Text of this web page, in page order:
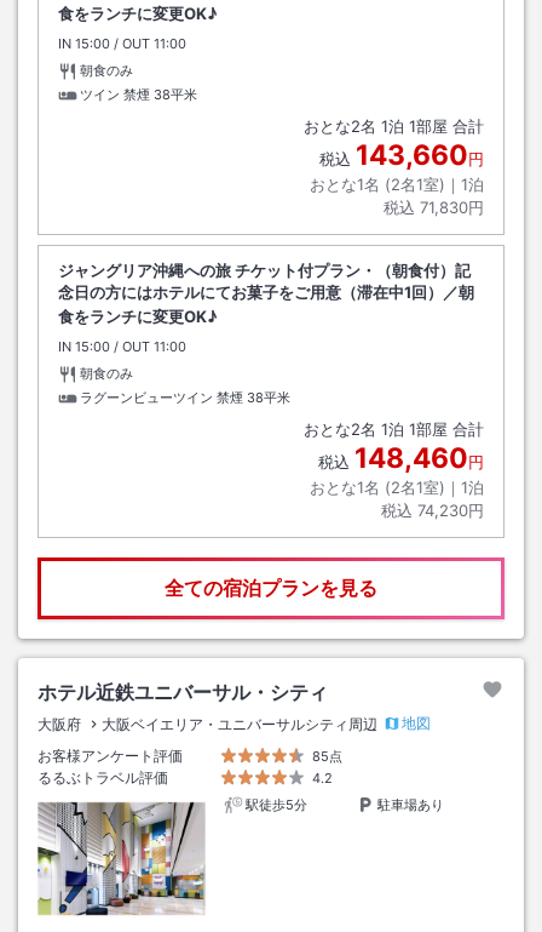
食をランチに変更OK♪
IN チェックイン
15:00 / OUT チェックアウト
11:00
朝食のみ
ツイン 禁煙 38平米
おとな2名 1泊 1部屋 合計
税込 143,660円
おとな1名 (2名1室)｜ 1泊
税込 71,830円
ジャングリア沖縄への旅 チケット付プラン・（朝食付）記
念日の方にはホテルにてお菓子をご用意（滞在中1回）／朝
食をランチに変更OK♪
IN チェックイン
15:00 / OUT チェックアウト
11:00
朝食のみ
ラグーンビューツイン 禁煙 38平米
おとな2名 1泊 1部屋 合計
税込 148,460円
おとな1名 (2名1室)｜ 1泊
税込 74,230円
全ての宿泊プランを見る
ホテル近鉄ユニバーサル・シティ
大阪府 大阪ベイエリア・ユニバーサルシティ周辺
地図
お客様アンケート評価
85点
るるぶトラベル評価
4.2
駅徒歩5分
駐車場あり